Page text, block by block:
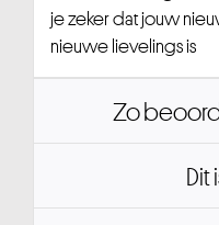
je zeker dat jouw
nieuwe lievelings is
Zo
Dit